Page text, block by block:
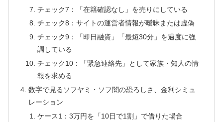
チェック7：「在籍確認なし」を売りにしている
チェック8：サイトの運営者情報が曖昧または虚偽
チェック9：「即日融資」「最短30分」を過度に強
調している
チェック10：「緊急連絡先」として家族・知人の情
報を求める
数字で見るソフヤミ・ソフ闇の恐ろしさ、金利シミュ
レーション
ケース1：3万円を「10日で1割」で借りた場合